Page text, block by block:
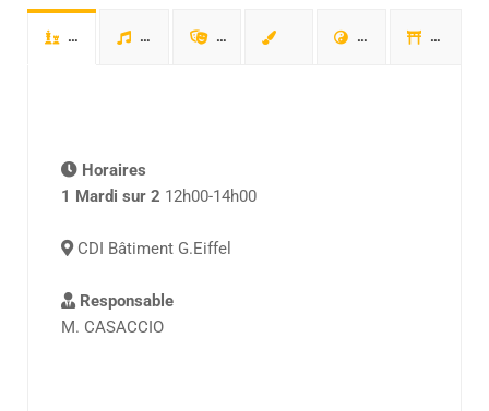
Jeux de sociétéMusique Théâtre - Éloquence Lzen Club
Horaires
1 Mardi sur 2 12h00-14h00
CDI Bâtiment G.Eiffel
Responsable
M. CASACCIO